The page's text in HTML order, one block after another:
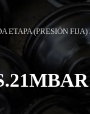
fija)
ETAPA (PRESIÓN FIJA)